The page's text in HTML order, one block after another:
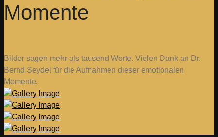
Momente
Bilder sagen mehr als tausend Worte. Vielen Dank an Dr.
Bernd Seydel für die Aufnahmen dieser emotionalen
Momente.